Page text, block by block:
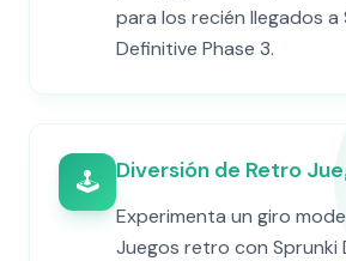
para los recién llegados a
Definitive Phase 3.
🕹️ Diversión de Retro
Experimenta un giro
Juegos retro con Sprunki